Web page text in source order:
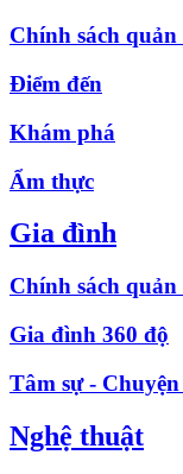
Chính sách quản
Điểm đến
Khám phá
Ẩm thực
Gia đình
Chính sách quản
Gia đình 360 độ
Tâm sự -
Nghệ thuật